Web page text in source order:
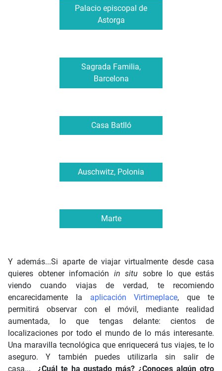
Palacio episcopal de
Astorga
Sagrada Familia,
Barcelona
Casa Batlló
Auschwitz, Polonia
Marte
Y además...Si aparte de viajar virtualmente desde casa
quieres obtener infomación in situ sobre lo que estás
viendo cuando viajas de verdad, te recomiendo
encarecidamente la aplicación Virtimeplace, que te
permitirá observar con el móvil, mediante realidad
aumentada, lo que tengas delante: cientos de
localizaciones por todo el mundo de lo más interesante.
Una maravilla tecnológica que enriquecerá tus viajes, te lo
aseguro. Y también puedes utilizarla sin salir de
casa... ¿Cuál te ha gustado más? ¿Conoces algún otro